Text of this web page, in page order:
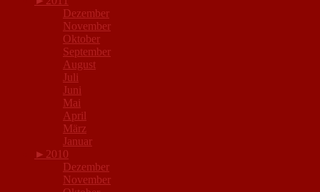
Dezember
November
Oktober
September
August
Juli
Juni
Mai
April
März
Januar
► 2010
Dezember
November